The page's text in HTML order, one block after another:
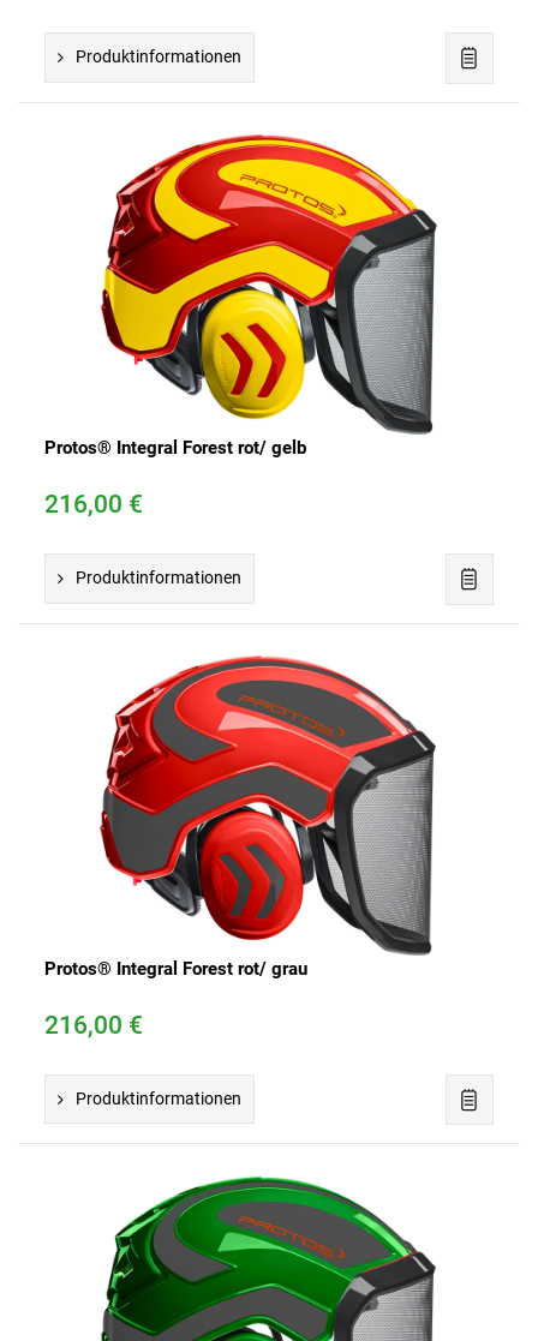
Produktinformationen
Protos® Integral Forest rot/ gelb
216,00 €
Produktinformationen
Protos® Integral Forest rot/ grau
216,00 €
Produktinformationen